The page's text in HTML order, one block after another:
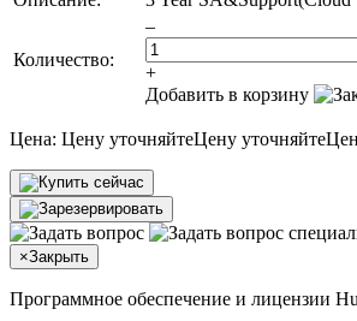
Количество:
–
+
Добавить в корзину
Цена: Цену уточняйтеЦену уточняйте
×Закрыть
Программное обеспечение и лицензии